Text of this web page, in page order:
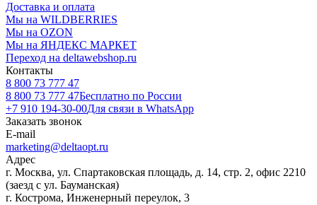
Доставка и оплата
Мы на WILDBERRIES
Мы на OZON
Мы на ЯНДЕКС МАРКЕТ
Переход на deltawebshop.ru
Контакты
8 800 73 777 47
8 800 73 777 47Бесплатно по России
+7 910 194-30-00Для связи в WhatsApp
Заказать звонок
E-mail
marketing@deltaopt.ru
Адрес
г. Москва, ул. Спартаковская площадь, д. 14, стр. 2, офис 2210
(заезд с ул. Бауманская)
г. Кострома, Инженерный переулок, 3